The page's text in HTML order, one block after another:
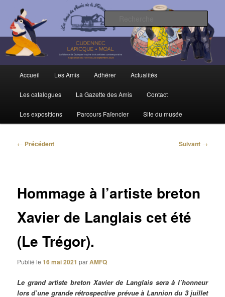
contenu
principalAmis du Musée et de la Faïence de
Quimper
Trois siècles de tradition faïencière
principal
Accueil Les Amis Adhérer Actualités
Les catalogues La Gazette des Amis Contact
Les expositions Parcours Faïencier Site du musée
Navigation
← Précédent Suivant →
Hommage à l’artiste breton
Xavier de Langlais cet été
(Le Trégor).
Publié le16 mai 2021 parAMFQ
Le grand artiste breton Xavier de Langlais sera à l’honneur
lors d’une grande rétrospective prévue à Lannion du 3 juillet